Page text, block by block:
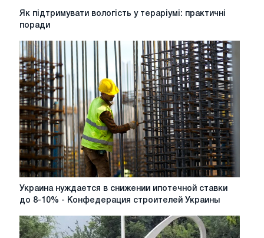
Як
у
тераріумі:
практичні
поради
Як підтримувати вологість у тераріумі: практичні
поради
Украина
нуждается
снижении
ипотечной
Украина нуждается в снижении ипотечной ставки
до 8-10% - Конфедерация строителей Украины